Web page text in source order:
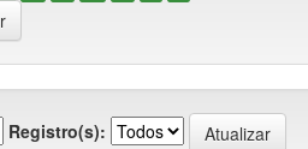
Registro(s):